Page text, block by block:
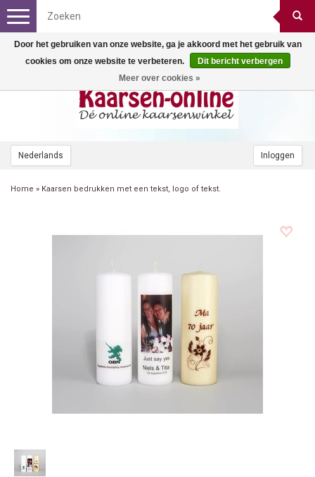
Nederlands Inloggen
Toggle
navigation
Home » Kaarsen bedrukken met een tekst, logo of tekst.
Door het gebruiken van onze website, ga je akkoord met het gebruik van
cookies om onze website te verbeteren.
Dit bericht verbergen
Meer over cookies »